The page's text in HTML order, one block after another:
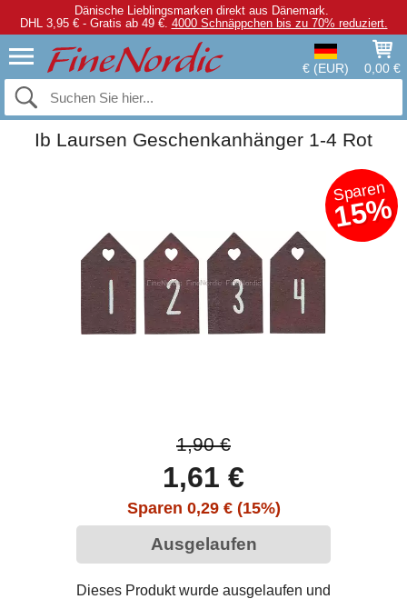
Dänische Lieblingsmarken direkt aus Dänemark.
DHL 3,95 € - Gratis ab 49 €. 4000 Schnäppchen bis zu 70% reduziert.
€ (EUR) 0,00 €
Ib Laursen Geschenkanhänger 1-4 Rot
Sparen
15%
1,90 €
1,61 €
Sparen 0,29 € (15%)
Ausgelaufen
Dieses Produkt wurde ausgelaufen und